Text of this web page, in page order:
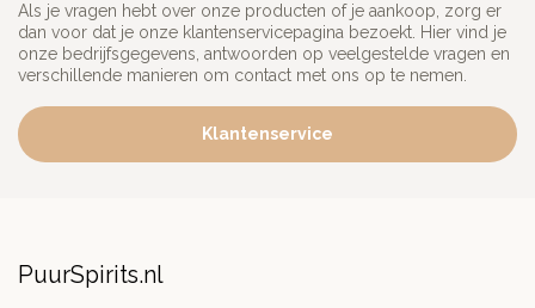
Als je vragen hebt over onze producten of je aankoop, zorg er
dan voor dat je onze klantenservicepagina bezoekt. Hier vind je
onze bedrijfsgegevens, antwoorden op veelgestelde vragen en
verschillende manieren om contact met ons op te nemen.
Klantenservice
PuurSpirits.nl